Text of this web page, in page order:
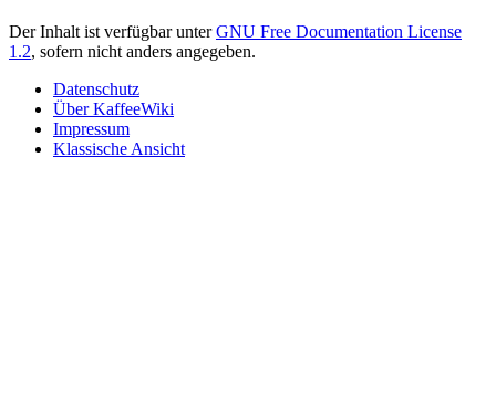
Der Inhalt ist verfügbar unterGNU Free Documentation License
1.2, sofern nicht anders angegeben.
Datenschutz
Über KaffeeWiki
Impressum
Klassische Ansicht